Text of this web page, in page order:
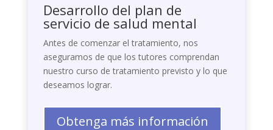
Desarrollo del plan de
servicio de salud mental
Antes de comenzar el tratamiento, nos
aseguramos de que los tutores comprendan
nuestro curso de tratamiento previsto y lo que
deseamos lograr.
Obtenga más información